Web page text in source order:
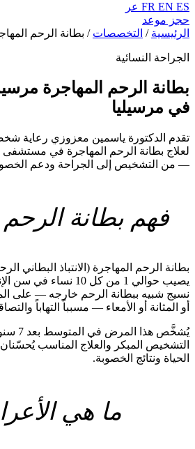
FR EN ES
عر
حجز موعد
الرئيسية / التخصصات / بطانة الرحم
الجراحة النسائية
بطانة الرحم المهاجرة
في مرسيليا
تقدم الدكتورة ياسمين معزوزي رعاية
لعلاج بطانة الرحم المهاجرة في مستشفى
— من التشخيص إلى الجراحة ودعم
فهم بطانة الرحم
بطانة الرحم المهاجرة (الانتباذ
يصيب حوالي 1 من كل 10
نسيج شبيه ببطانة الرحم خارجه — على
أو المثانة أو الأمعاء — مسبباً التهاباً
يُشخَّص
التشخيص المبكر والعلاج المناسب
الحياة ونتائج الخصوبة.
ما هي